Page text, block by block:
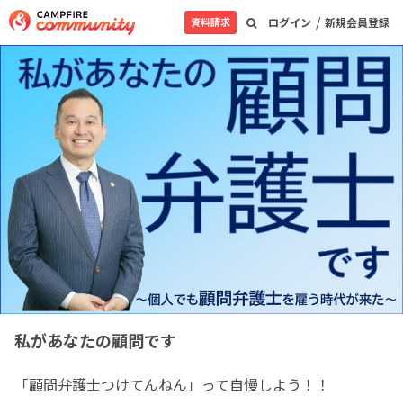
ログイン / 新規会員登録
資料請求
私があなたの顧問です
「顧問弁護士つけてんねん」って自慢しよう！！